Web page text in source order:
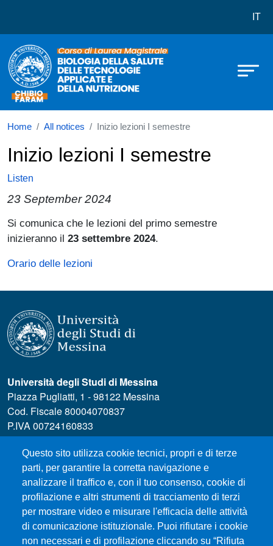
Corso di laurea in Biologia della IT
Home All notices Inizio lezioni I semestre
Inizio lezioni I semestre
Listen
23 September 2024
Paragrafo
Si comunica che le lezioni del primo semestre
inizieranno il 23 settembre 2024.
Orario delle lezioni
Questo sito utilizza cookie tecnici, propri e di terze
parti, per garantire la corretta navigazione e
analizzare il traffico e, con il tuo consenso, cookie di
profilazione e altri strumenti di tracciamento di terzi
per mostrare video e misurare l'efficacia delle attività
di comunicazione istituzionale. Puoi rifiutare i cookie
non necessari e di profilazione cliccando su “Rifiuta
Università degli Studi di Messina
Piazza Pugliatti, 1 - 98122 Messina
Cod. Fiscale 80004070837
P.IVA 00724160833
Centralino: 090 676 1
MENÙ SOCIAL
MENÙ FOOTER 1
Accessibility statement
Privacy and cookie policy
Modulistica